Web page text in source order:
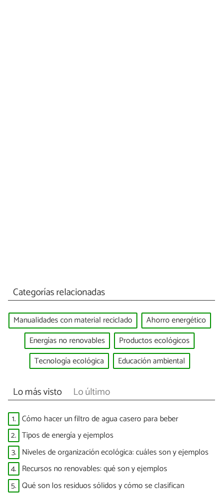
Categorías relacionadas
Manualidades con material reciclado
Ahorro energético
Energías no renovables
Productos ecológicos
Tecnología ecológica
Educación ambiental
Lo más visto Lo último
1. Cómo hacer un filtro de agua casero para beber
2. Tipos de energía y ejemplos
3. Niveles de organización ecológica: cuáles son y ejemplos
4. Recursos no renovables: qué son y ejemplos
5. Qué son los residuos sólidos y cómo se clasifican